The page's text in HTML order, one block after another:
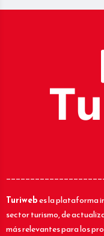
Turiwebes la plataforma
sector turismo, de
más relevantes para los